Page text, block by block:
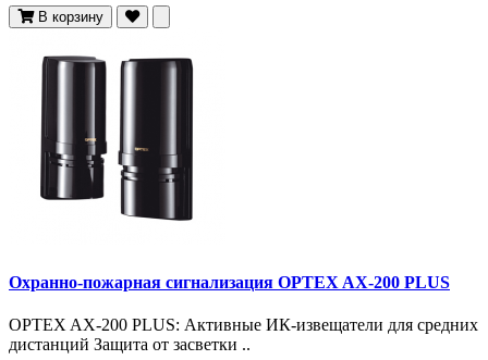
В корзину
Охранно-пожарная сигнализация OPTEX AX-200 PLUS
OPTEX AX-200 PLUS: Активные ИК-извещатели для средних
дистанций Защита от засветки ..